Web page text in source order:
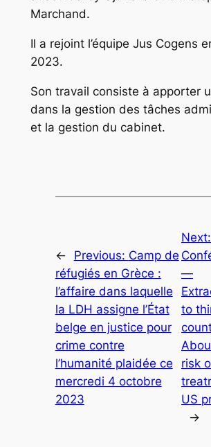
Marchand.
Il a rejoint l’équipe Jus Cogens
2023.
Son travail consiste à apporter
dans la gestion des tâches
et la gestion du cabinet.
← Previous: Camp de
réfugiés en Grèce :
l’affaire dans laquelle
la LDH assigne l’État
belge en justice pour
crime contre
l’humanité plaidée ce
mercredi 4 octobre
2023
Next:
—
to
risk
US
→